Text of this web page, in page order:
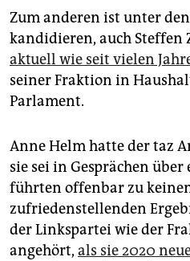
Zum anderen ist unter
kandidieren, auch Steffen
aktuell wie seit vielen
seiner Fraktion in
Parlament.
Anne Helm hatte der taz
sie sei in Gesprächen
führten offenbar zu
zufriedenstellenden
der Linkspartei wie der
angehört, als sie 2020